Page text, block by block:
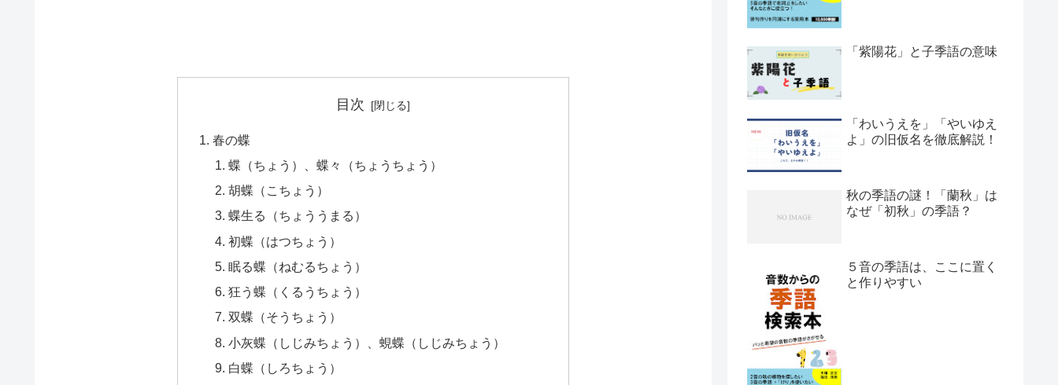
目次
春の蝶
蝶（ちょう）、蝶々（ちょうちょう）
胡蝶（こちょう）
蝶生る（ちょううまる）
初蝶（はつちょう）
眠る蝶（ねむるちょう）
狂う蝶（くるうちょう）
双蝶（そうちょう）
小灰蝶（しじみちょう）、蜆蝶（しじみちょう）
白蝶（しろちょう）
「紫陽花」と子季語の意味
「わいうえを」「やいゆえ
よ」の旧仮名を徹底解説！
秋の季語の謎！「蘭秋」は
なぜ「初秋」の季語？
５音の季語は、ここに置く
と作りやすい